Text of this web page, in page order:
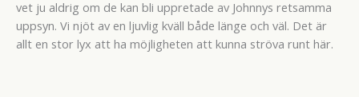
vet ju aldrig om de kan bli uppretade av Johnnys retsamma
uppsyn. Vi njöt av en ljuvlig kväll både länge och väl. Det är
allt en stor lyx att ha möjligheten att kunna ströva runt här.